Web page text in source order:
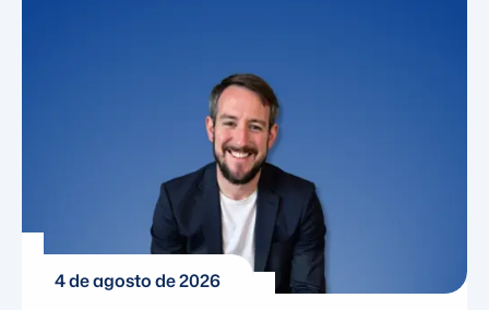
consistentemente que [...]
4 de agosto de 2026